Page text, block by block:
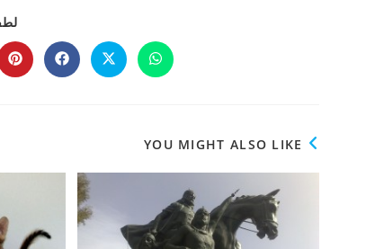
Opens
in
Opens
in
Opens
in
in
YOU MIGHT ALSO LIKE